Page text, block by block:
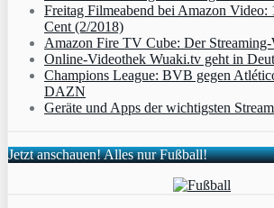
Freitag Filmeabend bei Amazon
Cent (2/2018)
Amazon Fire TV Cube: Der
Online-Videothek Wuaki.tv geht in
Champions League: BVB gegen
DAZN
Geräte und Apps der wichtigsten
Jetzt anschauen! Alles nur Fußball!